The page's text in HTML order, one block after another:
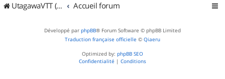
UtagawaVTT (Randos VTT et VTTAE avec traces GPS) Accueil forum
Développé par phpBB® Forum Software © phpBB Limited
Traduction française officielle © Qiaeru
Optimized by: phpBB SEO
Confidentialité | Conditions